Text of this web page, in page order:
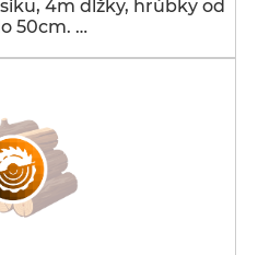
4m dĺžky, hrúbky od
50cm. …